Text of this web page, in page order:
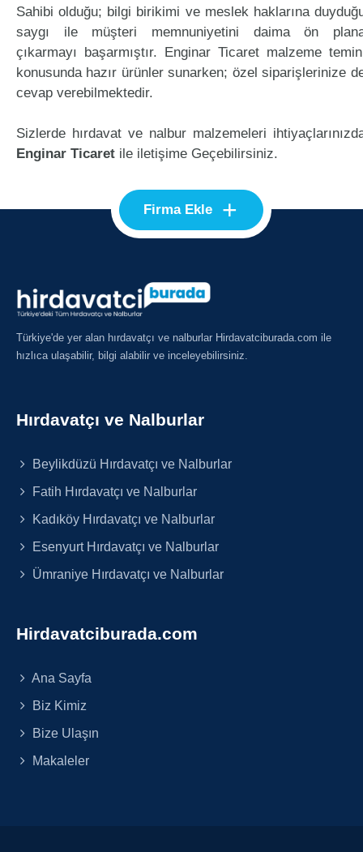
Sahibi olduğu; bilgi birikimi ve meslek haklarına
saygı ile müşteri memnuniyetini daima ön
çıkarmayı başarmıştır. Enginar Ticaret malzeme
konusunda hazır ürünler sunarken; özel siparişlerinize
cevap verebilmektedir.
Sizlerde hırdavat ve nalbur malzemeleri
Enginar Ticaret ile iletişime Geçebilirsiniz.
Firma Ekle +
Türkiye'de yer alan hırdavatçı ve nalburlar Hirdavatciburada.com ile
hızlıca ulaşabilir, bilgi alabilir ve inceleyebilirsiniz.
Hırdavatçı ve Nalburlar
Beylikdüzü Hırdavatçı ve Nalburlar
Fatih Hırdavatçı ve Nalburlar
Kadıköy Hırdavatçı ve Nalburlar
Esenyurt Hırdavatçı ve Nalburlar
Ümraniye Hırdavatçı ve Nalburlar
Hirdavatciburada.com
Ana Sayfa
Biz Kimiz
Bize Ulaşın
Makaleler